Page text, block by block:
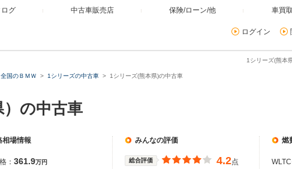
グ 中古車販売店 保険/ローン/他 車買取
ログイン
1シリーズ(熊本
全国のＢＭＷ 1シリーズの中古車 1シリーズ(熊本県)の中古車
）の中古車
相場情報
： 361.9万円
みんなの評価
総合評価 4.2点
燃